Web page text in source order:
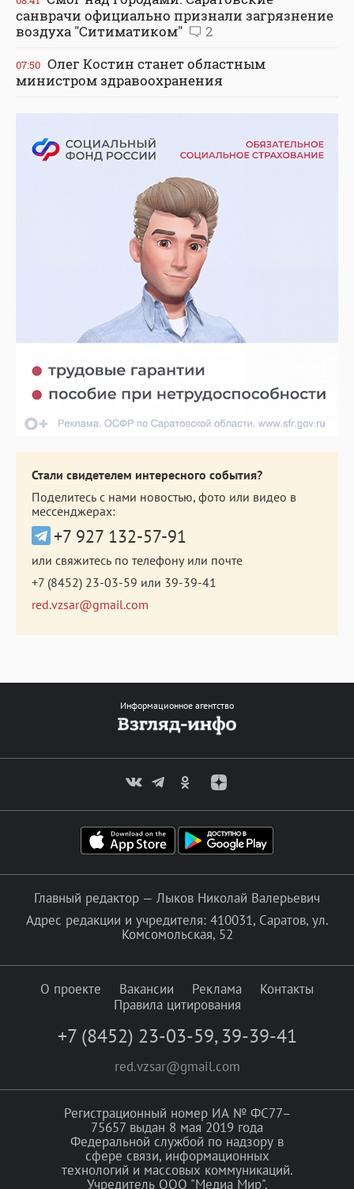
санврачи официально признали загрязнение
воздуха "Ситиматиком"
2
07:50 Олег Костин станет областным
министром здравоохранения
Стали свидетелем интересного события?
Поделитесь с нами новостью, фото или видео в
мессенджерах:
+7 927 132-57-91
или свяжитесь по телефону или почте
+7 (8452) 23-03-59 или 39-39-41
red.vzsar@gmail.com
Информационное агентство
Главный редактор — Лыков Николай Валерьевич
Адрес редакции и учредителя: 410031, Саратов, ул.
Комсомольская, 52
О проекте Вакансии Реклама
Контакты
Правила цитирования
+7 (8452) 23-03-59, 39-39-41
red.vzsar@gmail.com
Регистрационный номер ИА № ФС77–
75657 выдан 8 мая 2019 года
Федеральной службой по надзору в
сфере связи, информационных
технологий и массовых коммуникаций.
Учредитель ООО "Медиа Мир".